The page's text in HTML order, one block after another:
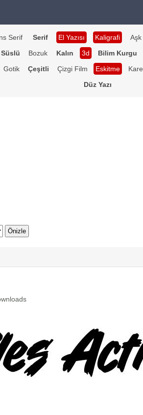
Serif Serif El Yazısı Kaligrafi Aşk
Süslü Bozuk Kalın 3d Bilim Kurgu
Gotik Çeşitli Çizgi Film Eskitme Kare
Düz Yazı